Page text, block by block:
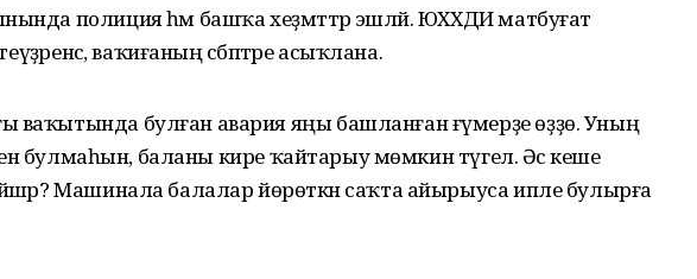
полиция һәм башҡа хеҙмәттәр эшләй. ЮХХДИ матбуғат
ваҡиғаның сәбәптәре асыҡлана.
ваҡытында булған авария яңы башланған ғүмерҙе өҙҙө. Уның
генә булмаһын, баланы кире ҡайтарыу мөмкин түгел. Әсә кеше
Машинала балалар йөрөткән саҡта айырыуса ипле булырға